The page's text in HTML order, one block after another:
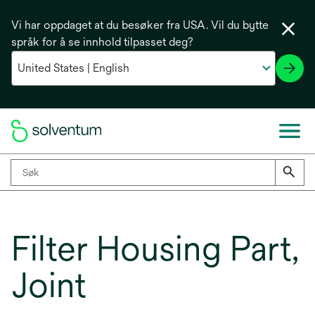
Vi har oppdaget at du besøker fra USA. Vil du bytte
språk for å se innhold tilpasset deg?
Filter Housing Part,
Joint